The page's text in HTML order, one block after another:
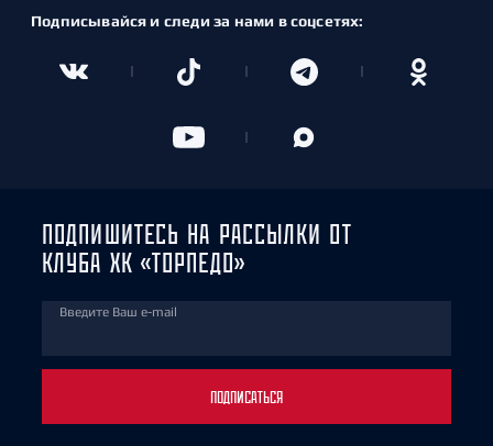
Подписывайся и следи за нами в соцсетях:
ПОДПИШИТЕСЬ НА РАССЫЛКИ ОТ
КЛУБА ХК «ТОРПЕДО»
Введите Ваш e-mail
ПОДПИСАТЬСЯ